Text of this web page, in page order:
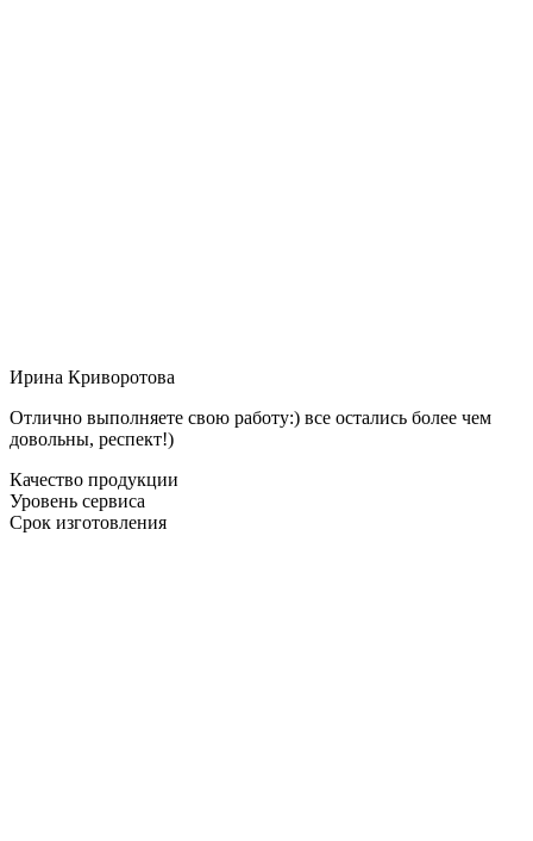
Ирина Криворотова
Отлично выполняете свою работу:) все остались более чем
довольны, респект!)
Качество продукции
Уровень сервиса
Срок изготовления